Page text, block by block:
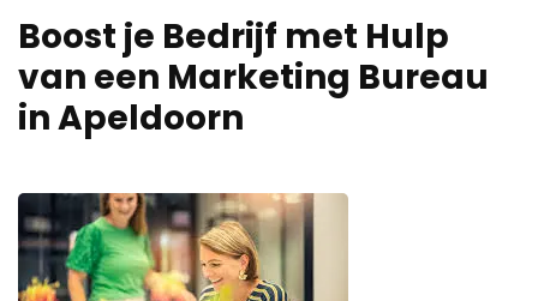
Boost je Bedrijf met Hulp
van een Marketing Bureau
in Apeldoorn